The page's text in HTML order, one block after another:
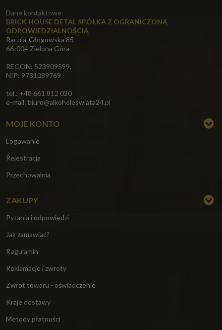
Dane kontaktowe:
BRICK HOUSE DETAL SPÓŁKA Z OGRANICZONĄ
ODPOWIEDZIALNOŚCIĄ
Racula-Głogowska 85
66-004 Zielona Góra
REGON: 523909599,
NIP: 9731089769
tel.: +48 661 812 020
e-mail: biuro@alkoholeswiata24.pl
MOJE KONTO
Logowanie
Rejestracja
Przechowalnia
ZAKUPY
Pytania i odpowiedzi
Jak zamawiać?
Regulamin
Reklamacje i zwroty
Zwrot towaru - oświadczenie
Kraje dostawy
Metody płatności